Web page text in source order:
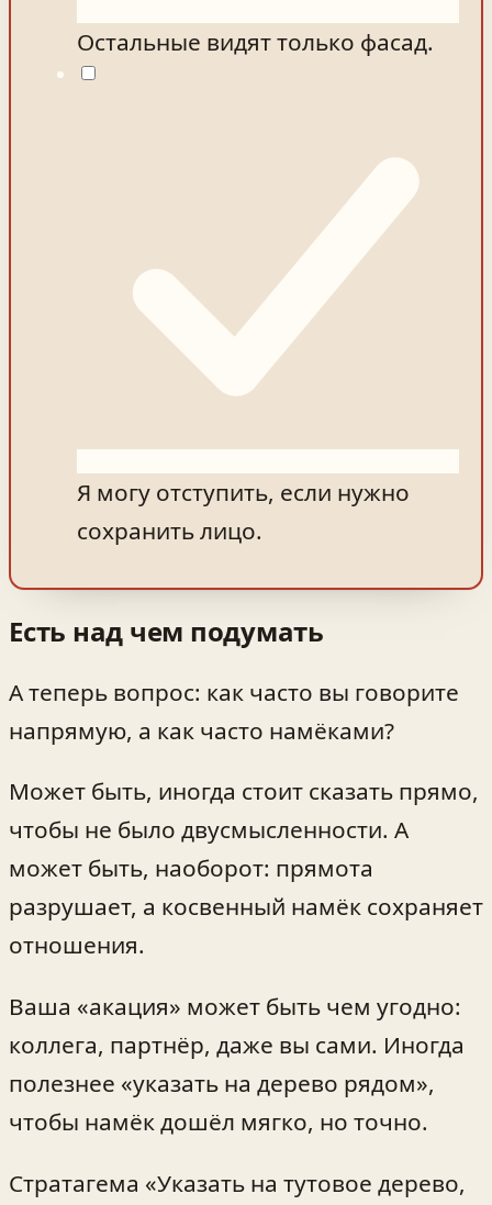
Остальные видят только фасад.
Я могу отступить, если нужно
сохранить лицо.
Есть над чем подумать
А теперь вопрос: как часто вы говорите
напрямую, а как часто намёками?
Может быть, иногда стоит сказать прямо,
чтобы не было двусмысленности. А
может быть, наоборот: прямота
разрушает, а косвенный намёк сохраняет
отношения.
Ваша «акация» может быть чем угодно:
коллега, партнёр, даже вы сами. Иногда
полезнее «указать на дерево рядом»,
чтобы намёк дошёл мягко, но точно.
Стратагема «Указать на тутовое дерево,